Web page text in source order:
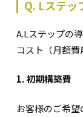
Q. Lステッ
A.Lステップの
コスト（月額費
1. 初期構築費
お客様のご希